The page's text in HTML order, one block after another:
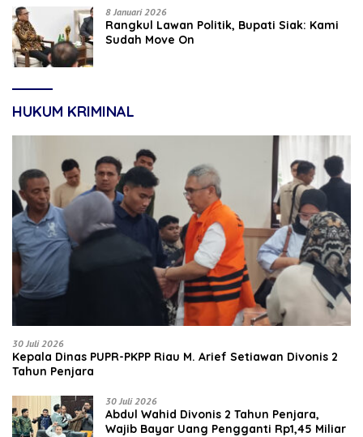
8 Januari 2026
Rangkul Lawan Politik, Bupati Siak: Kami
Sudah Move On
HUKUM KRIMINAL
30 Juli 2026
Kepala Dinas PUPR-PKPP Riau M. Arief Setiawan Divonis 2
Tahun Penjara
30 Juli 2026
‎‎Abdul Wahid Divonis 2 Tahun Penjara,
Wajib Bayar Uang Pengganti Rp1,45 Miliar